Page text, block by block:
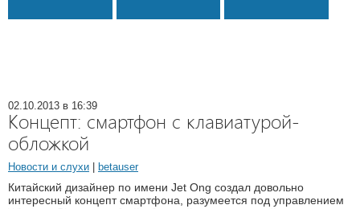
02.10.2013 в 16:39
Концепт: смартфон с клавиатурой-
обложкой
Новости и слухи betauser
Китайский дизайнер по имени Jet Ong создал довольно
интересный концепт смартфона, разумеется под управлением